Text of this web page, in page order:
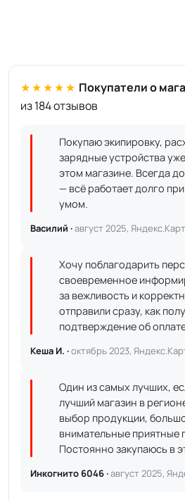
★★★★★ Покупатели о
из 184 отзывов
Покупаю экипировку,
зарядные устройства
этом магазине. Всегда
— всё работает долго
умом.
Василий ·август 2025,
Хочу поблагодарить
своевременное
за вежливость и
отправили сразу, как
подтверждение об
Кеша И. ·октябрь 2023,
Один из самых лучших,
лучший магазин в
выбор продукции,
внимательные приятные
Постоянно закупаюсь в
Инкогнито 6046 ·август 2025,